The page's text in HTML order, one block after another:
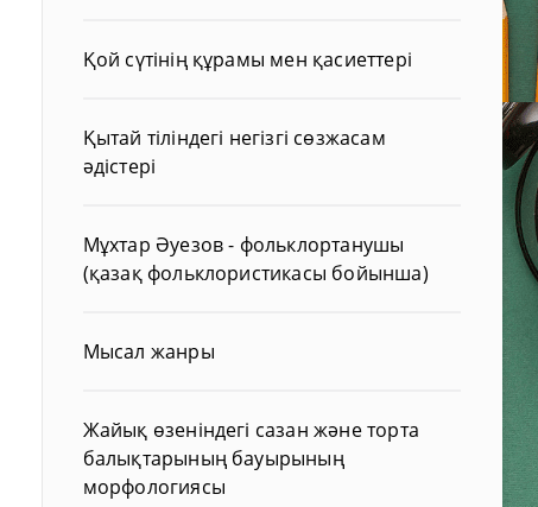
Қой сүтінің құрамы мен қасиеттері
Қытай тіліндегі негізгі сөзжасам
әдістері
Мұхтар Әуезов - фольклортанушы
(қазақ фольклористикасы бойынша)
Мысал жанры
Жайық өзеніндегі сазан және торта
балықтарының бауырының
морфологиясы